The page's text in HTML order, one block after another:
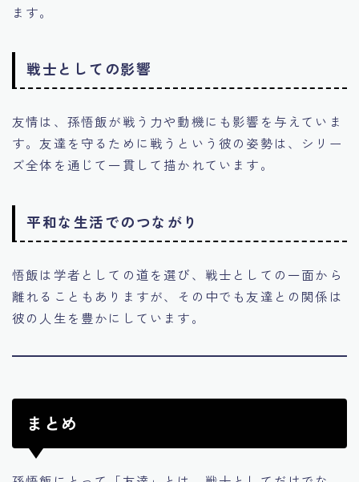
ます。
戦士としての影響
友情は、孫悟飯が戦う力や動機にも影響を与えていま
す。友達を守るために戦うという彼の姿勢は、シリー
ズ全体を通じて一貫して描かれています。
平和な生活でのつながり
悟飯は学者としての道を選び、戦士としての一面から
離れることもありますが、その中でも友達との関係は
彼の人生を豊かにしています。
まとめ